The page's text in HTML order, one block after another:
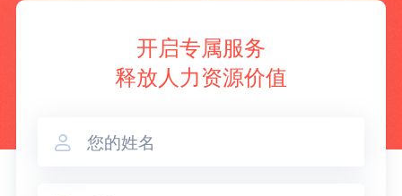
开启专属服务
释放人力资源价值
